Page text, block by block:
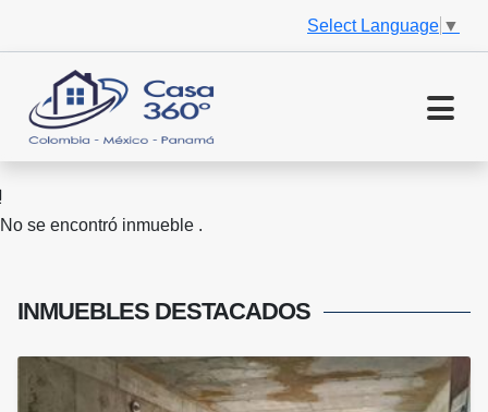
Select Language ▼
No se encontró inmueble .
INMUEBLES DESTACADOS